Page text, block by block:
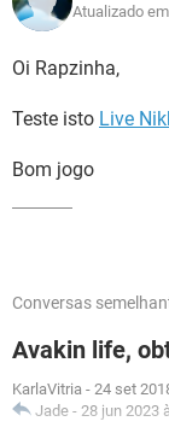
Atualizado
Oi Rapzinha,
Teste isto Live
Bom jogo
Conversas
Avakin life,
KarlaVitria - 24 set
Jade - 28 jun 2023